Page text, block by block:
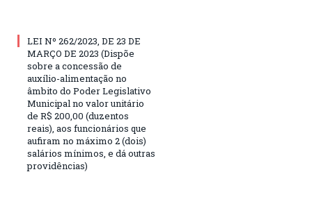
LEI Nº 262/2023, DE 23 DE
MARÇO DE 2023 (Dispõe
sobre a concessão de
auxílio-alimentação no
âmbito do Poder Legislativo
Municipal no valor unitário
de R$ 200,00 (duzentos
reais), aos funcionários que
aufiram no máximo 2 (dois)
salários mínimos, e dá outras
providências)